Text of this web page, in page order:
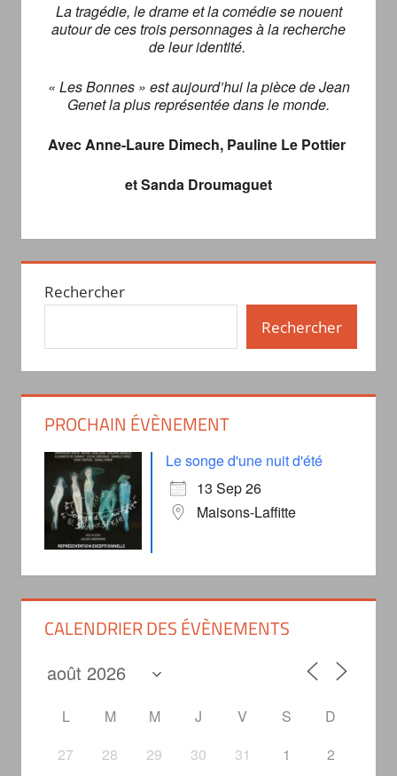
La tragédie, le drame et la comédie se nouent
autour de ces trois personnages à la recherche
de leur identité.
« Les Bonnes » est aujourd’hui la pièce de Jean
Genet la plus représentée dans le monde.
Avec Anne-Laure Dimech, Pauline Le Pottier
et Sanda Droumaguet
Rechercher
Rechercher
PROCHAIN ÉVÈNEMENT
Le songe d'une nuit d'été
13 Sep 26
Maisons-Laffitte
CALENDRIER DES ÉVÈNEMENTS
L M M J V S
D
27
28 29 30 31 1 2